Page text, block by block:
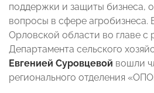
поддержки и защиты бизнеса,
вопросы в сфере агробизнеса.
Орловской области во главе с
Департамента сельского
Евгенией Суровцевой вошли
регионального отделения